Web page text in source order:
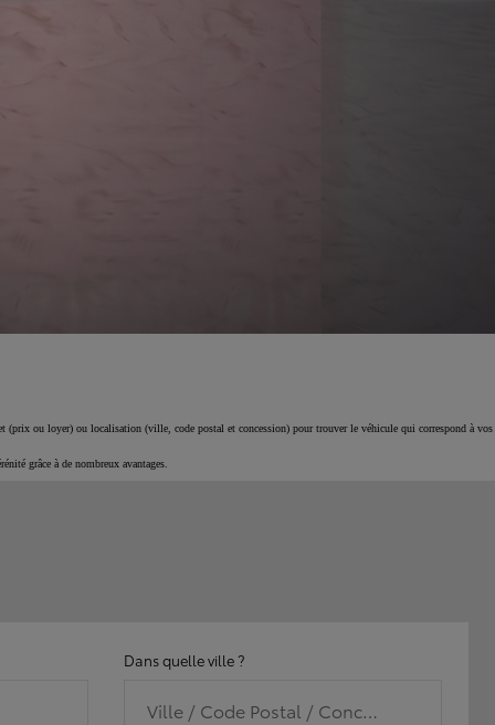
(prix ou loyer) ou localisation (ville, code postal et concession) pour trouver le véhicule qui correspond à vos
grâce à de nombreux avantages.
Dans quelle ville ?
Ville / Code Postal / Concession